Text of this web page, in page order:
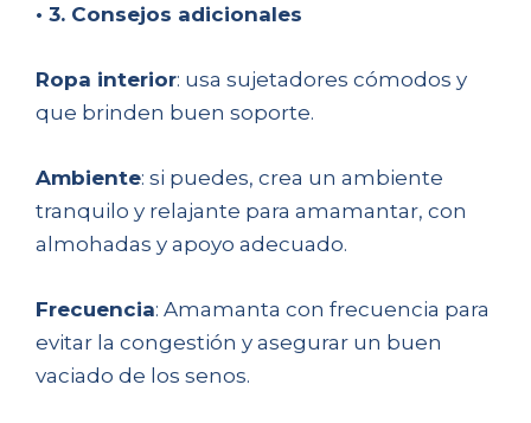
• 3. Consejos adicionales
Ropa interior: usa sujetadores cómodos y
que brinden buen soporte.
Ambiente: si puedes, crea un ambiente
tranquilo y relajante para amamantar, con
almohadas y apoyo adecuado.
Frecuencia: Amamanta con frecuencia para
evitar la congestión y asegurar un buen
vaciado de los senos.